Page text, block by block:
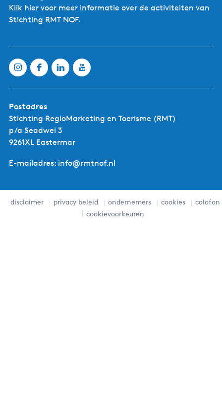
Klik hier voor meer informatie over de activiteiten van
Stichting RMT NOF.
Postadres
Stichting RegioMarketing en Toerisme (RMT)
p/a Seadwei 3
9261XL Eastermar
E-mailadres: info@rmtnof.nl
disclaimer privacy beleid ondernemers cookies
colofon
cookievoorkeuren